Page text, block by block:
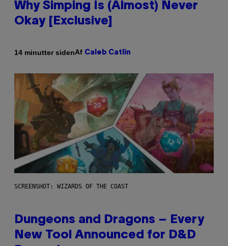
Why Simping Is (Almost) Never
Okay [Exclusive]
14 minutter sidenAf Caleb Catlin
SCREENSHOT: WIZARDS OF THE COAST
Dungeons and Dragons – Every
New Tool Announced for D&D